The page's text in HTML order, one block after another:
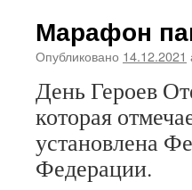
Марафон
Опубликовано 14.12.2021
День Героев
которая
установлена
Федерации.